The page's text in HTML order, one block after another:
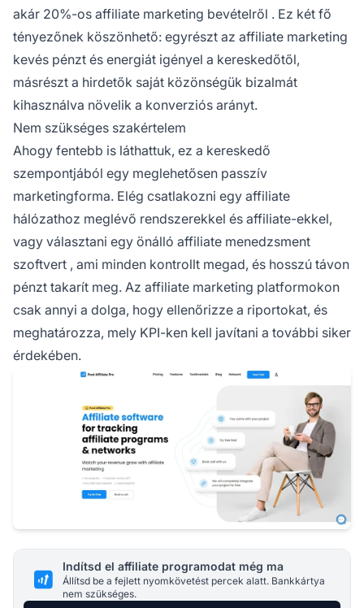
akár 20%-os affiliate marketing bevételről . Ez két fő
tényezőnek köszönhető: egyrészt az affiliate marketing
kevés pénzt és energiát igényel a kereskedőtől,
másrészt a hirdetők saját közönségük bizalmát
kihasználva növelik a konverziós arányt.
Nem szükséges szakértelem
Ahogy fentebb is láthattuk, ez a kereskedő
szempontjából egy meglehetősen passzív
marketingforma. Elég csatlakozni egy affiliate
hálózathoz meglévő rendszerekkel és affiliate-ekkel,
vagy választani egy önálló affiliate menedzsment
szoftvert , ami minden kontrollt megad, és hosszú távon
pénzt takarít meg. Az affiliate marketing platformokon
csak annyi a dolga, hogy ellenőrizze a riportokat, és
meghatározza, mely KPI-ken kell javítani a további siker
érdekében.
Indítsd el affiliate programodat még ma
Állítsd be a fejlett nyomkövetést percek alatt. Bankkártya
nem szükséges.